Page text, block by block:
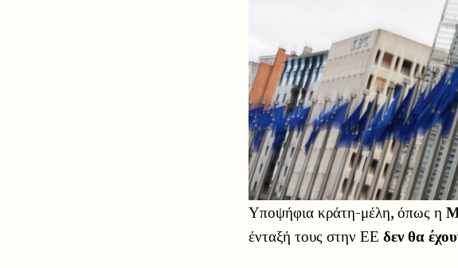
Υποψήφια κράτη-μέλη, όπως η
ένταξή τους στην ΕΕ δεν θα